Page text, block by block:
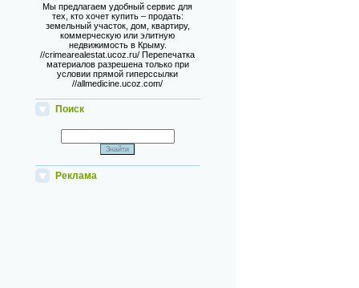
Мы предлагаем удобный сервис для
тех, кто хочет купить – продать:
земельный участок, дом, квартиру,
коммерческую или элитную
недвижимость в Крыму.
//crimearealestat.ucoz.ru/ Перепечатка
материалов разрешена только при
условии прямой гиперссылки
//allmedicine.ucoz.com/
Поиск
Реклама